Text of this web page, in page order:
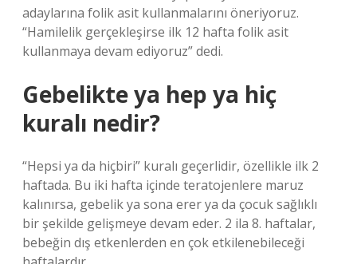
adaylarına folik asit kullanmalarını öneriyoruz.
“Hamilelik gerçekleşirse ilk 12 hafta folik asit
kullanmaya devam ediyoruz” dedi.
Gebelikte ya hep ya hiç
kuralı nedir?
“Hepsi ya da hiçbiri” kuralı geçerlidir, özellikle ilk 2
haftada. Bu iki hafta içinde teratojenlere maruz
kalınırsa, gebelik ya sona erer ya da çocuk sağlıklı
bir şekilde gelişmeye devam eder. 2 ila 8. haftalar,
bebeğin dış etkenlerden en çok etkilenebileceği